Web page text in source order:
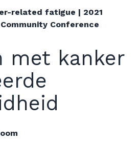
related fatigue | 2021
Conference
met kanker